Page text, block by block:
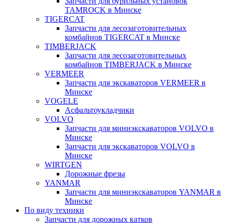
TAMROCK в Минске
TIGERCAT
Запчасти для лесозаготовительных
комбайнов TIGERCAT в Минске
TIMBERJACK
Запчасти для лесозаготовительных
комбайнов TIMBERJACK в Минске
VERMEER
Запчасти для экскаваторов VERMEER в
Минске
VOGELE
Асфальтоукладчики
VOLVO
Запчасти для миниэкскаваторов VOLVO в
Минске
Запчасти для экскаваторов VOLVO в
Минске
WIRTGEN
Дорожные фрезы
YANMAR
Запчасти для миниэкскаваторов YANMAR в
Минске
По виду техники
Запчасти для дорожных катков